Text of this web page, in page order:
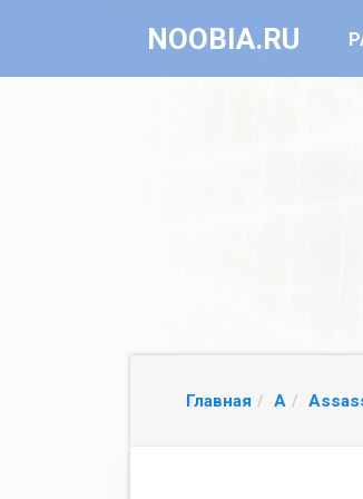
NOOBIA.RU
Главная A